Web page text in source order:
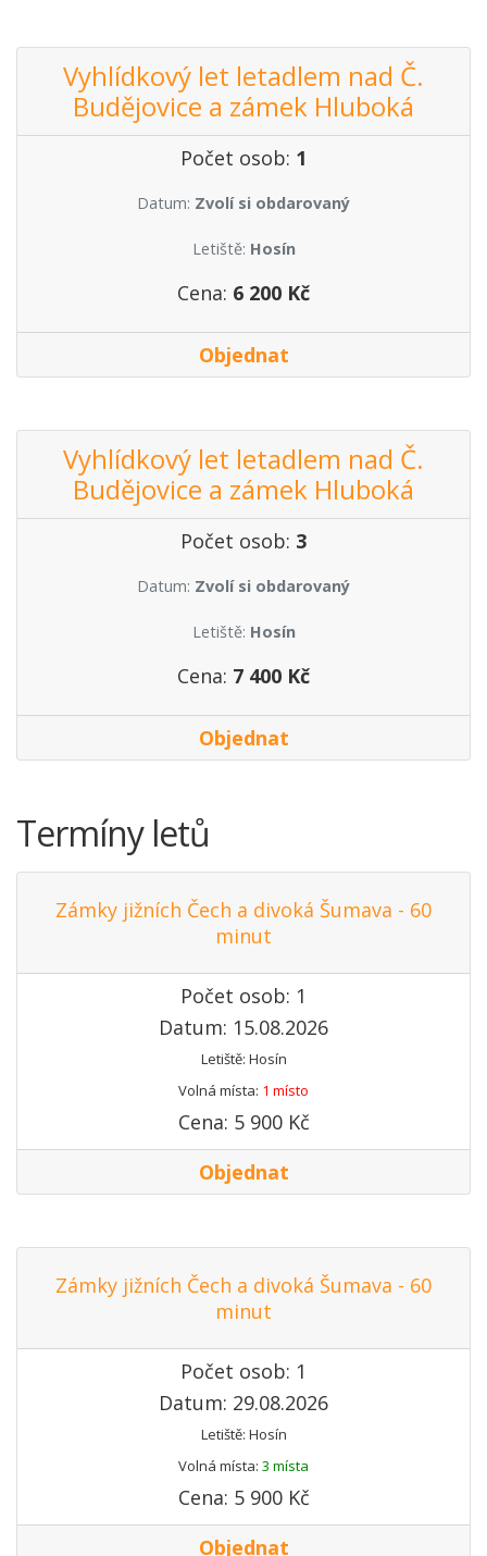
Vyhlídkový let letadlem nad Č.
Budějovice a zámek Hluboká
Počet osob: 1
Datum: Zvolí si obdarovaný
Letiště: Hosín
Cena: 6 200 Kč
Objednat
Vyhlídkový let letadlem nad Č.
Budějovice a zámek Hluboká
Počet osob: 3
Datum: Zvolí si obdarovaný
Letiště: Hosín
Cena: 7 400 Kč
Objednat
Termíny letů
Zámky jižních Čech a divoká Šumava - 60
minut
Počet osob: 1
Datum: 15.08.2026
Letiště: Hosín
Volná místa: 1 místo
Cena: 5 900 Kč
Objednat
Zámky jižních Čech a divoká Šumava - 60
minut
Počet osob: 1
Datum: 29.08.2026
Letiště: Hosín
Volná místa: 3 místa
Cena: 5 900 Kč
Objednat